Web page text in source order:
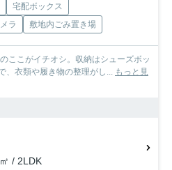
宅配ボックス
ラ 敷地内ごみ置き場
ここがイチオシ。収納はシューズボッ
、衣類や履き物の整理がし...
もっと見
/ 2LDK